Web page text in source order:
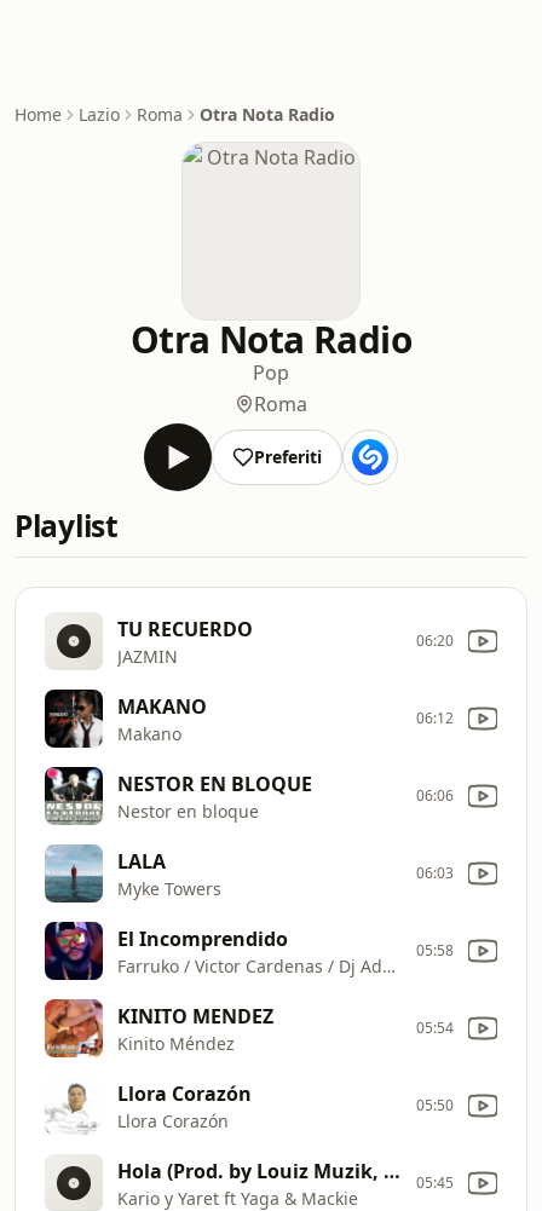
Home Lazio Roma Otra Nota Radio
Otra Nota Radio
Pop
Roma
Preferiti
Playlist
TU RECUERDO
JAZMIN
06:20
MAKANO
Makano
06:12
NESTOR EN BLOQUE
Nestor en bloque
06:06
LALA
Myke Towers
06:03
El Incomprendido
Farruko / Victor Cardenas / Dj Adoni
05:58
KINITO MENDEZ
Kinito Méndez
05:54
Llora Corazón
Llora Corazón
05:50
Hola (Prod. by Louiz Muzik, Santiago, Vielo & Duran The Coach)
Kario y Yaret ft Yaga & Mackie
05:45